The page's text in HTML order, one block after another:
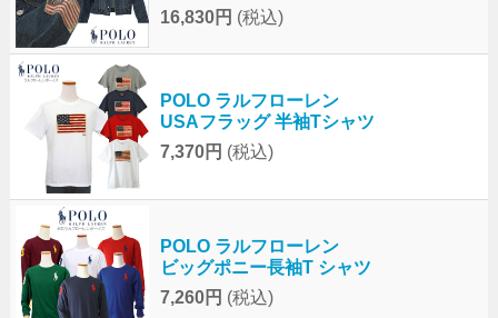
16,830円 (税込)
POLO ラルフローレン
USAフラッグ 半袖Tシャツ
7,370円 (税込)
POLO ラルフローレン
ビッグポニー長袖T シャツ
7,260円 (税込)